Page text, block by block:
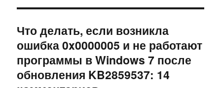
Что делать, если возникла
ошибка 0x0000005 и не работают
программы в Windows 7 после
обновления KB2859537: 14